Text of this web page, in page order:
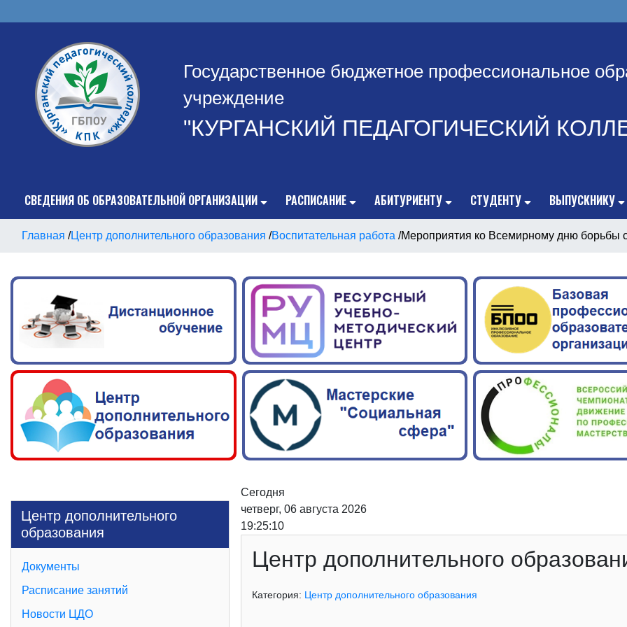
Государственное бюджетное профессиональное
учреждение
"КУРГАНСКИЙ ПЕДАГОГИЧЕСКИЙ
СВЕДЕНИЯ ОБ ОБРАЗОВАТЕЛЬНОЙ ОРГАНИЗАЦИИ РАСПИСАНИЕ АБИТУРИЕНТУ СТУДЕНТУ ВЫПУСКНИКУ
Главная /Центр дополнительного образования /Воспитательная работа /Мероприятия ко Всемирному дню
Центр дополнительного
образования
Документы
Расписание занятий
Новости ЦДО
Сегодня
четверг, 06 августа 2026
19:25:11
Центр дополнительного
Категория: Центр дополнительного образования